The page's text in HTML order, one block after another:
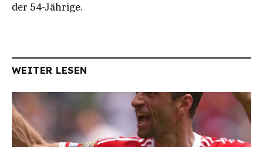
der 54-Jährige.
WEITER LESEN